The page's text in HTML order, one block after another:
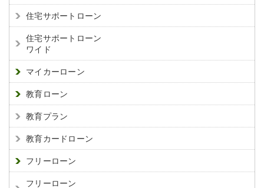
住宅サポートローン
住宅サポートローン
ワイド
マイカーローン
教育ローン
教育プラン
教育カードローン
フリーローン
フリーローン